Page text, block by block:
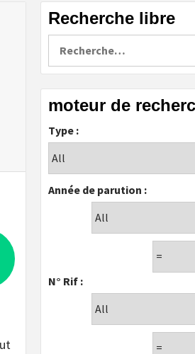
Recherche libre
moteur de
Type :
Année de parution :
N° Rif :